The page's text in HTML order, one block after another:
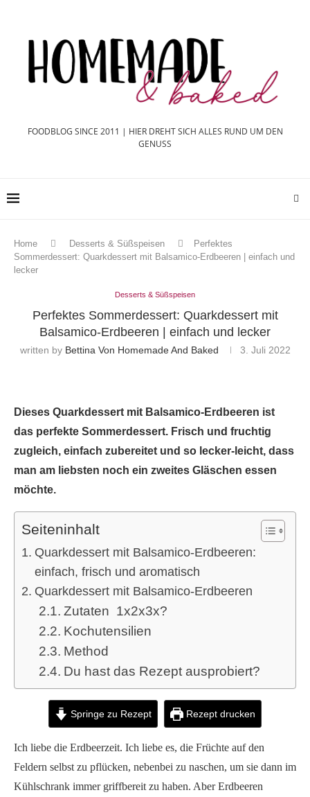
FOODBLOG SINCE 2011 | HIER DREHT SICH ALLES RUND UM DEN
GENUSS
Home Desserts & Süßspeisen
Perfektes
Sommerdessert: Quarkdessert mit Balsamico-Erdbeeren | einfach und
lecker
Desserts & Süßspeisen
Perfektes Sommerdessert: Quarkdessert mit
Balsamico-Erdbeeren | einfach und lecker
written by Bettina Von Homemade And Baked 3. Juli 2022
Dieses Quarkdessert mit Balsamico-Erdbeeren ist
das perfekte Sommerdessert. Frisch und fruchtig
zugleich, einfach zubereitet und so lecker-leicht, dass
man am liebsten noch ein zweites Gläschen essen
möchte.
Seiteninhalt
Quarkdessert mit Balsamico-Erdbeeren:
einfach, frisch und aromatisch
Quarkdessert mit Balsamico-Erdbeeren
Zutaten 1x2x3x?
Kochutensilien
Method
Du hast das Rezept ausprobiert?
Springe zu Rezept Rezept drucken
Ich liebe die Erdbeerzeit. Ich liebe es, die Früchte auf den
Feldern selbst zu pflücken, nebenbei zu naschen, um sie dann im
Kühlschrank immer griffbereit zu haben. Aber Erdbeeren